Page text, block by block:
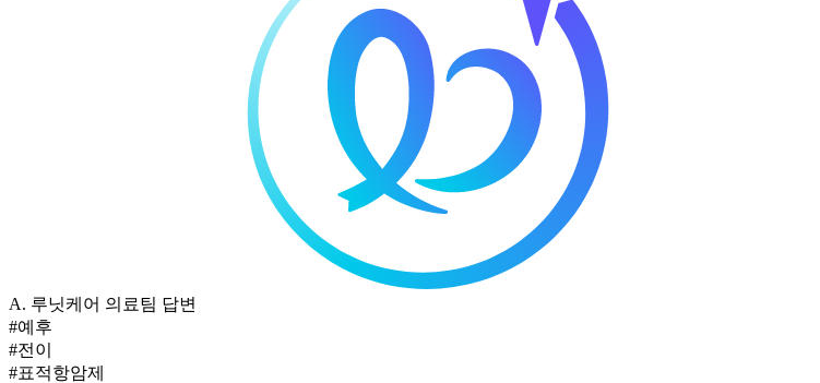
A. 루닛케어 의료팀 답변
#예후
#전이
#표적항암제